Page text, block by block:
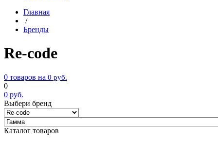
Главная
/
Бренды
Re-code
0 товаров на 0 руб.
0
0 руб.
Выбери бренд
Каталог товаров